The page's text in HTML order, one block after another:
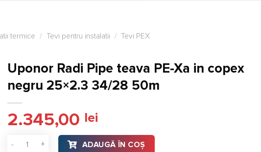
termice / Tevi pentru instalatii / Tevi PEX
Uponor Radi Pipe teava PE-Xa in copex
negru 25×2.3 34/28 50m
2.345,00 lei
Cantitate Uponor Radi Pipe teava PE-Xa in copex negru 25x2.3 34/28 50m
ADAUGĂ ÎN COȘ